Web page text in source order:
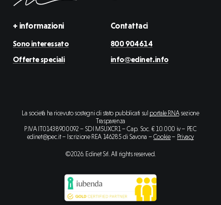
+ informazioni
Sono interessato
Offerte speciali
Contattaci
800 904614
info@edinet.info
La società ha ricevuto sostegni di stato pubblicati sul portale RNAsezione
Trasparenza
P.IVA IT01438900092 – SDI M5UXCR1 – Cap. Soc. € 10.000 iv – PEC
edinet@pec.it – Iscrizione REA 146285 di Savona – Cookie– Privacy
©2026. Edinet Srl. All rights reserved.